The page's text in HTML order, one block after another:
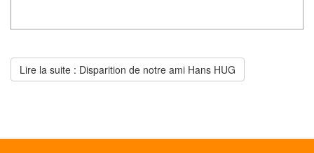
Lire la suite : Disparition de notre ami Hans HUG